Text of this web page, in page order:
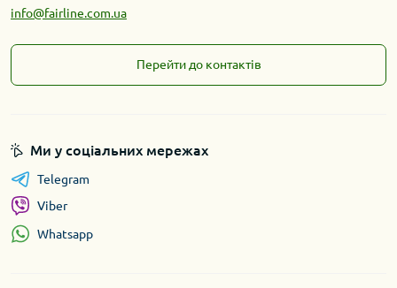
info@fairline.com.ua
Перейти до контактів
Ми у соціальних мережах
Telegram
Viber
Whatsapp